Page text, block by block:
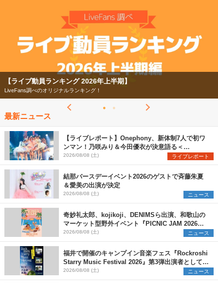
【ライブ動員ランキング 2026年上半期】
LiveFans調べのオリジナルランキング！
最新ニュース
【ライブレポート】Onephony、新体制7人で初ワ
ンマン！乃咲みり＆今田優衣が決意語る＜
Onephony新体制1st Oneman Live はじまりの夏
＞
2026/08/08 (土) ライブレポート
結那バースデーイベント2026のゲストで斉藤朱夏
＆愛美の出演が決定
2026/08/08 (土) ニュース
奇妙礼太郎、kojikoji、DENIMSら出演、和歌山の
マーケット型野外イベント『PICNIC JAM 2026』
早割チケット発売開始
2026/08/08 (土) ニュース
福井で開催のキャンプイン音楽フェス『Rockroshi
Starry Music Festival 2026』第3弾出演者として
SCOOBIE DO、かりゆし58、Reiを発表
2026/08/08 (土) ニュース